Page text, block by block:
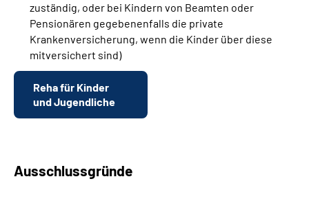
zuständig, oder bei Kindern von Beamten oder
Pensionären gegebenenfalls die private
Krankenversicherung, wenn die Kinder über diese
mitversichert sind)
Reha für Kinder
und Jugendliche
Ausschlussgründe